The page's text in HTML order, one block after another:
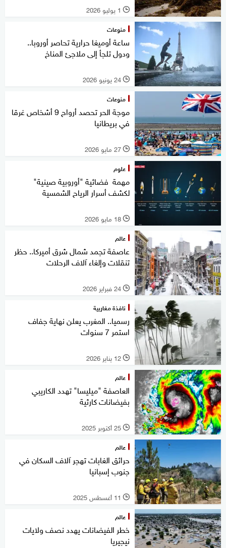
l 1 يوليو 2026
منوعات
ساعة أوميغا حرارية تحاصر أوروبا..
ودول تلجأ إلى ملاجئ المناخ
l 24 يونيو 2026
منوعات
موجة الحر تحصد أرواح 9 أشخاص غرقا
في بريطانيا
l 27 مايو 2026
علوم
مهمة فضائية "أوروبية صينية"
لكشف أسرار الرياح الشمسية
l 18 مايو 2026
عالم
عاصفة تجمد شمال شرق أميركا.. حظر
تنقلات وإلغاء آلاف الرحلات
l 24 فبراير 2026
نافذة مغاربية
رسميا.. المغرب يعلن نهاية جفاف
استمر 7 سنوات
l 12 يناير 2026
عالم
العاصفة "ميليسا" تهدد الكاريبي
بفيضانات كارثية
l 25 أكتوبر 2025
عالم
حرائق الغابات تهجر آلاف السكان في
جنوب إسبانيا
l 11 أغسطس 2025
عالم
خطر الفيضانات يهدد نصف ولايات
نيجيريا